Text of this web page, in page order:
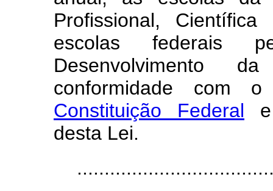
Profissional,
escolas federais
Desenvolvimento
conformidade com
Constituição Federal e
desta Lei.